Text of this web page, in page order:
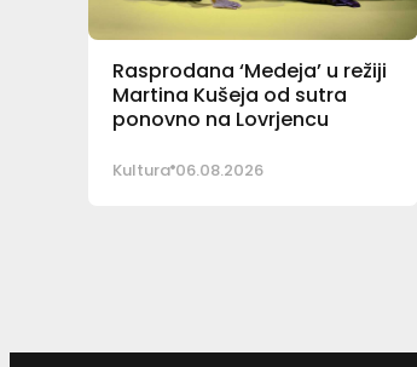
Rasprodana ‘Medeja’ u režiji
Martina Kušeja od sutra
ponovno na Lovrjencu
Kultura 06.08.2026